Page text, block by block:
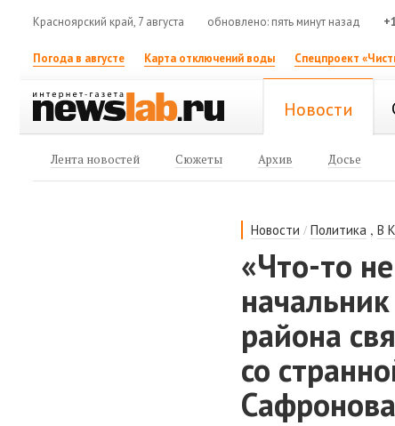
Красноярский край, 7 августа обновлено: пять минут назад
Погода в августе Карта отключений воды Спецпроект
Новости
Лента новостей Сюжеты Архив Досье
Новости /Политика ,В
«Что-то
района
со
Сафронова